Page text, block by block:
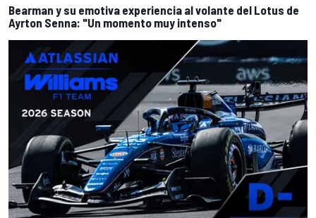
Bearman y su emotiva experiencia al volante del Lotus de
Ayrton Senna: "Un momento muy intenso"